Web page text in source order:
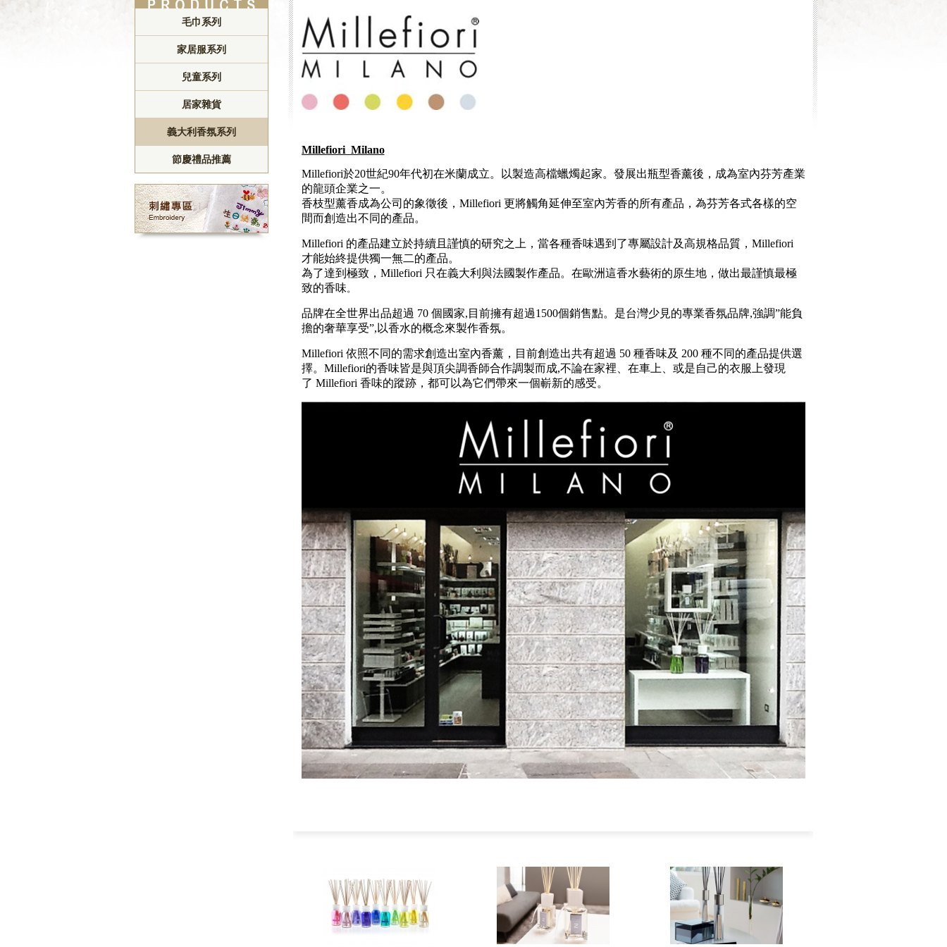
毛巾系列
家居服系列
兒童系列
居家雜貨
義大利香氛系列
節慶禮品推薦
Millefiori Milano
Millefiori於20世紀90年代初在米蘭成立。以製造高檔蠟燭起家。發展出瓶型香薰後，成為室內芬芳產業
的龍頭企業之一。
香枝型薰香成為公司的象徵後，Millefiori 更將觸角延伸至室內芳香的所有產品，為芬芳各式各樣的空
間而創造出不同的產品。
Millefiori 的產品建立於持續且謹慎的研究之上，當各種香味遇到了專屬設計及高規格品質，Millefiori
才能始終提供獨一無二的產品。
為了達到極致，Millefiori 只在義大利與法國製作產品。在歐洲這香水藝術的原生地，做出最謹慎最極
致的香味。
品牌在全世界出品超過 70 個國家,目前擁有超過1500個銷售點。是台灣少見的專業香氛品牌,強調”能負
擔的奢華享受”,以香水的概念來製作香氛。
Millefiori 依照不同的需求創造出室內香薰，目前創造出共有超過 50 種香味及 200 種不同的產品提供選
擇。Millefiori的香味皆是與頂尖調香師合作調製而成,不論在家裡、在車上、或是自己的衣服上發現
了 Millefiori 香味的蹤跡，都可以為它們帶來一個嶄新的感受。